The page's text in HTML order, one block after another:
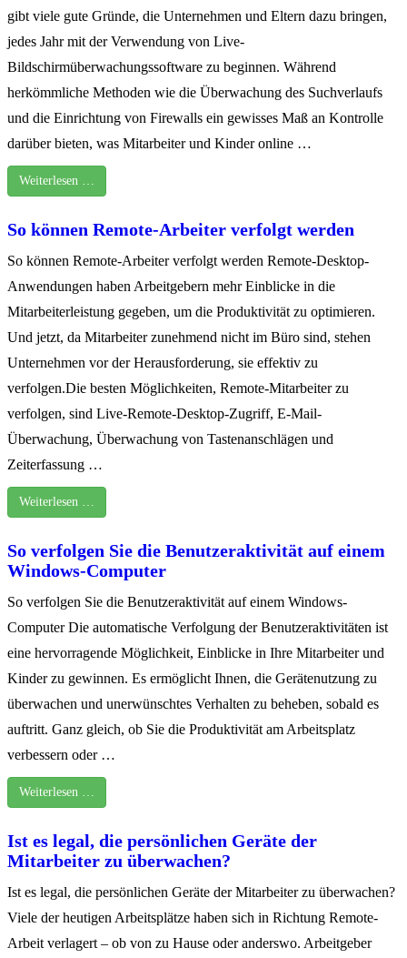
gibt viele gute Gründe, die Unternehmen und Eltern dazu bringen,
jedes Jahr mit der Verwendung von Live-
Bildschirmüberwachungssoftware zu beginnen. Während
herkömmliche Methoden wie die Überwachung des Suchverlaufs
und die Einrichtung von Firewalls ein gewisses Maß an Kontrolle
darüber bieten, was Mitarbeiter und Kinder online …
Weiterlesen …
So können Remote-Arbeiter verfolgt werden
So können Remote-Arbeiter verfolgt werden Remote-Desktop-
Anwendungen haben Arbeitgebern mehr Einblicke in die
Mitarbeiterleistung gegeben, um die Produktivität zu optimieren.
Und jetzt, da Mitarbeiter zunehmend nicht im Büro sind, stehen
Unternehmen vor der Herausforderung, sie effektiv zu
verfolgen.Die besten Möglichkeiten, Remote-Mitarbeiter zu
verfolgen, sind Live-Remote-Desktop-Zugriff, E-Mail-
Überwachung, Überwachung von Tastenanschlägen und
Zeiterfassung …
Weiterlesen …
So verfolgen Sie die Benutzeraktivität auf einem
Windows-Computer
So verfolgen Sie die Benutzeraktivität auf einem Windows-
Computer Die automatische Verfolgung der Benutzeraktivitäten ist
eine hervorragende Möglichkeit, Einblicke in Ihre Mitarbeiter und
Kinder zu gewinnen. Es ermöglicht Ihnen, die Gerätenutzung zu
überwachen und unerwünschtes Verhalten zu beheben, sobald es
auftritt. Ganz gleich, ob Sie die Produktivität am Arbeitsplatz
verbessern oder …
Weiterlesen …
Ist es legal, die persönlichen Geräte der
Mitarbeiter zu überwachen?
Ist es legal, die persönlichen Geräte der Mitarbeiter zu überwachen?
Viele der heutigen Arbeitsplätze haben sich in Richtung Remote-
Arbeit verlagert – ob von zu Hause oder anderswo. Arbeitgeber